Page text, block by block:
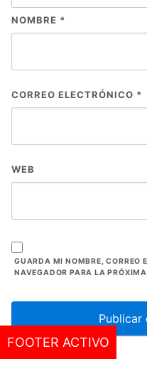
NOMBRE *
CORREO ELECTRÓNICO *
WEB
GUARDA MI NOMBRE, CORREO
NAVEGADOR PARA LA
FOOTER ACTIVO